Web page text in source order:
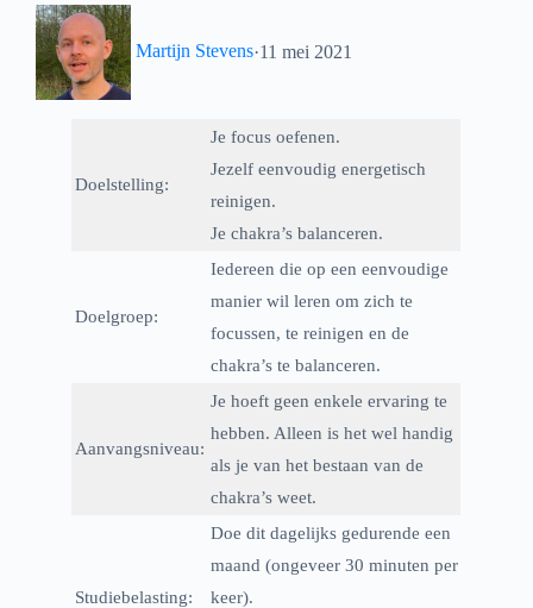
Martijn Stevens·11 mei 2021
Doelstelling:
Je focus oefenen.
Jezelf eenvoudig energetisch
reinigen.
Je chakra’s balanceren.
Doelgroep:
Iedereen die op een eenvoudige
manier wil leren om zich te
focussen, te reinigen en de
chakra’s te balanceren.
Aanvangsniveau:
Je hoeft geen enkele ervaring te
hebben. Alleen is het wel handig
als je van het bestaan van de
chakra’s weet.
Studiebelasting:
Doe dit dagelijks gedurende een
maand (ongeveer 30 minuten per
keer).